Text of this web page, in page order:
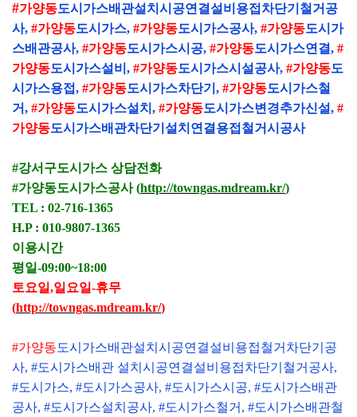
#가양동도시가스배관설치시공연결설비용접차단기철거공
사, #가양동도시가스, #가양동도시가스공사, #가양동도시가
스배관공사, #가양동도시가스시공, #가양동도시가스연결, #
가양동도시가스설비 , #가양동도시가스시설공사, #가양동도
시가스용접, #가양동도시가스차단기 , #가양동도시가스철
거, #가양동도시가스설치 , #가양동도시가스변경추가신설, #
가양동도시가스배관차단기설치연결용접철거시공사
#강서구도시가스 상담전화
#가양동도시가스공사(http://towngas.mdream.kr/)
TEL : 02-716-1365
H.P : 010-9807-1365
이용시간
평일-09:00~18:00
토요일,일요일-휴무
(http://towngas.mdream.kr/)
#가양동 도시가스배관설치시공연결설비용접철거차단기공
사, #도시가스배관 설치시공연결설비용접차단기철거공사,
#도시가스, #도시가스공사, #도시가스시공, #도시가스배관
공사, #도시가스설치공사, #도시가스철거 , #도시가스배관철